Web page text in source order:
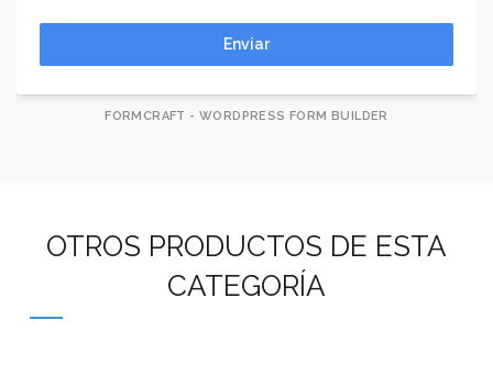
Enviar
FORMCRAFT - WORDPRESS FORM BUILDER
OTROS PRODUCTOS DE ESTA
CATEGORÍA